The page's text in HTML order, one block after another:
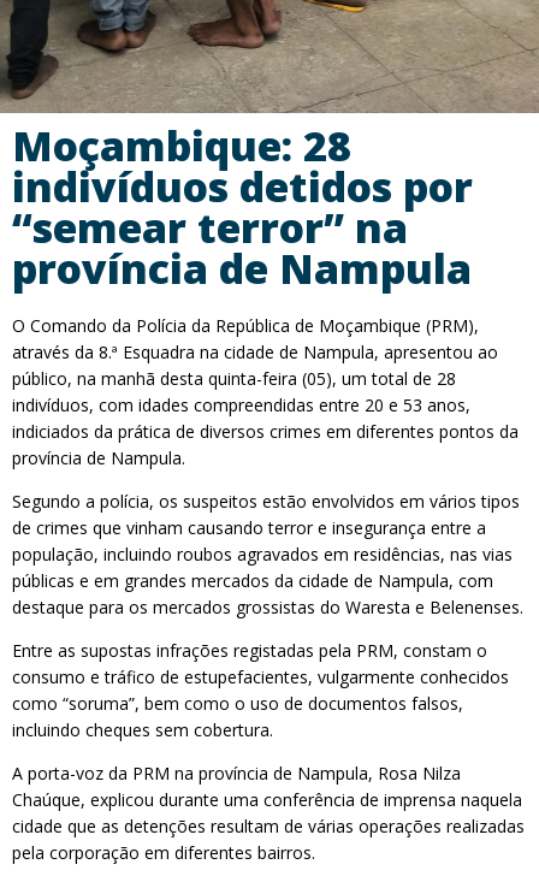
Moçambique: 28
indivíduos detidos por
“semear terror” na
província de Nampula
O Comando da Polícia da República de Moçambique (PRM),
através da 8.ª Esquadra na cidade de Nampula, apresentou ao
público, na manhã desta quinta-feira (05), um total de 28
indivíduos, com idades compreendidas entre 20 e 53 anos,
indiciados da prática de diversos crimes em diferentes pontos da
província de Nampula.
Segundo a polícia, os suspeitos estão envolvidos em vários tipos
de crimes que vinham causando terror e insegurança entre a
população, incluindo roubos agravados em residências, nas vias
públicas e em grandes mercados da cidade de Nampula, com
destaque para os mercados grossistas do Waresta e Belenenses.
Entre as supostas infrações registadas pela PRM, constam o
consumo e tráfico de estupefacientes, vulgarmente conhecidos
como “soruma”, bem como o uso de documentos falsos,
incluindo cheques sem cobertura.
A porta-voz da PRM na província de Nampula, Rosa Nilza
Chaúque, explicou durante uma conferência de imprensa naquela
cidade que as detenções resultam de várias operações realizadas
pela corporação em diferentes bairros.